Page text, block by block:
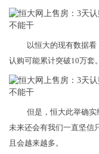
以恒大的现有数据
认购可能累计突破10万套
但是，恒大此举确
未来还会有我们一直坚信
且会越来越多。